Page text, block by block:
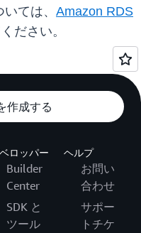
ては、 Amazon RDS
ださい。
作成する
ロッパー
Builder
Center
SDK と
ツール
ヘルプ
お問い
合わせ
サポー
トチケ